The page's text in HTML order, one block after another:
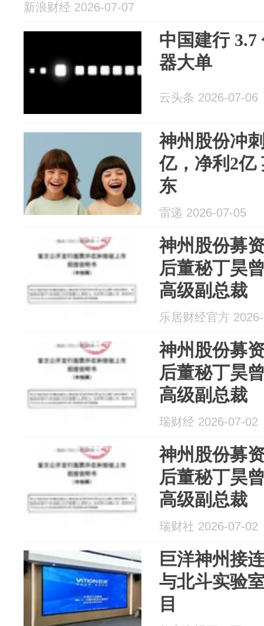
新浪财经 2026-07-07
中国建行
器大单
云头条 2026-07-06
神州股份冲
亿，净利2亿
东
雷递 2026-07-05
神州股份募
后董秘丁昊
高级副总裁
乐居财经官方
神州股份募
后董秘丁昊
高级副总裁
瑞财经 2026-07-02
神州股份募
后董秘丁昊
高级副总裁
瑞财社 2026-07-02
巨洋神州接
与北斗实验
目